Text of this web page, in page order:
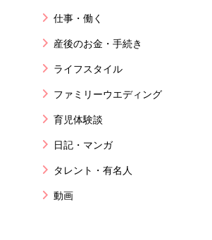
仕事・働く
産後のお金・手続き
ライフスタイル
ファミリーウエディング
育児体験談
日記・マンガ
タレント・有名人
動画